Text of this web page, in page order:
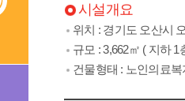
시설개요
위치 : 경기도 오산시
규모 : 3,662㎡ ( 지하 1
건물형태 : 노인의료